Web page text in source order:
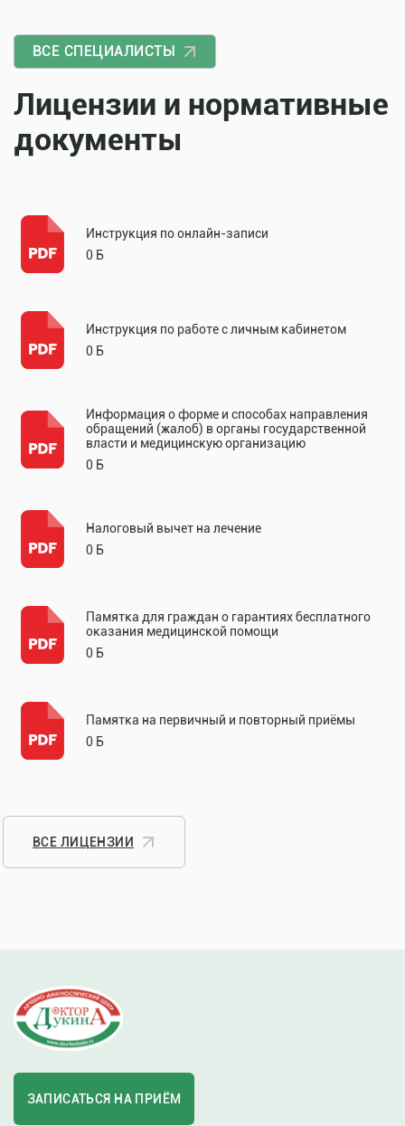
ВСЕ СПЕЦИАЛИСТЫ
Лицензии и нормативные
документы
Инструкция по онлайн-записи
0 Б
Инструкция по работе с личным кабинетом
0 Б
Информация о форме и способах направления
обращений (жалоб) в органы государственной
власти и медицинскую организацию
0 Б
Налоговый вычет на лечение
0 Б
Памятка для граждан о гарантиях бесплатного
оказания медицинской помощи
0 Б
Памятка на первичный и повторный приёмы
0 Б
ВСЕ ЛИЦЕНЗИИ
ЗАПИСАТЬСЯ НА ПРИЁМ